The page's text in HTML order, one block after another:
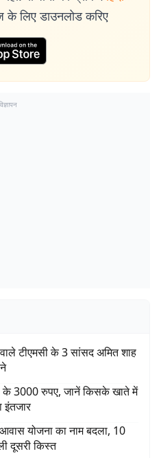
लिए डाउनलोड करिए
टीएमसी के 3 सांसद अमित शाह
के 3000 रुपए, जानें किसके खाते में
इंतजार
योजना का नाम बदला, 10
दूसरी किस्त